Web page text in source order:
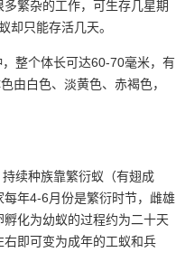
繁杂的工作，可生存几星期
却只能存活几天。
整个体长可达60-70毫米，有
由白色、淡黄色、赤褐色，
续种族靠繁衍蚁（有翅成
年4-6月份是繁衍时节，雌雄
化为幼蚁的过程约为二十天
即可变为成年的工蚁和兵